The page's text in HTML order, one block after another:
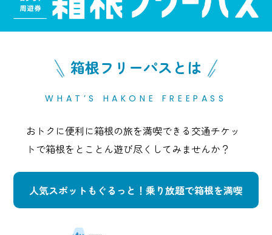
箱根フリーパスとは
WHAT’S HAKONE FREEPASS
おトクに便利に箱根の旅を満喫できる交通チケッ
トで箱根をとことん遊び尽くしてみませんか？
人気スポットもぐるっと！乗り放題で箱根を満喫